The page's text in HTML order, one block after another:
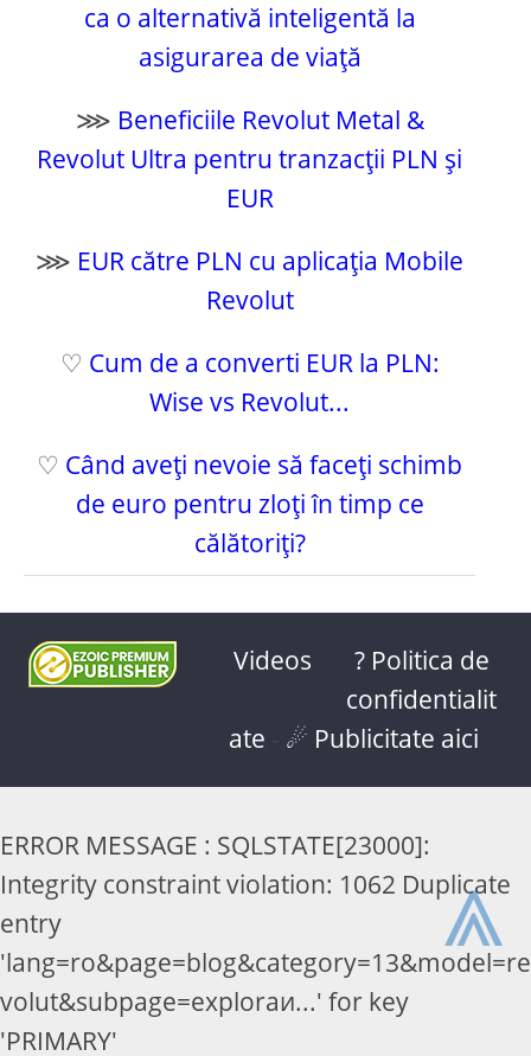
ca o alternativă inteligentă la
asigurarea de viață
⋙ Beneficiile Revolut Metal &
Revolut Ultra pentru tranzacții PLN și
EUR
⋙ EUR către PLN cu aplicația Mobile
Revolut
♡ Cum de a converti EUR la PLN:
Wise vs Revolut...
♡ Când aveți nevoie să faceți schimb
de euro pentru zloți în timp ce
călătoriți?
Videos
? Politica de
confidentialit
ate
☄ Publicitate aici
⩓
ERROR MESSAGE : SQLSTATE[23000]:
Integrity constraint violation: 1062 Duplicate
entry
'lang=ro&page=blog&category=13&model=re
volut&subpage=exploraи...' for key
'PRIMARY'